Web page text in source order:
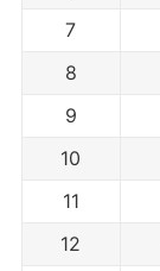
7
8
9
10
11
12